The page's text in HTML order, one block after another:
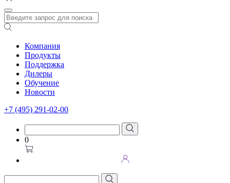
Компания
Продукты
Поддержка
Дилеры
Обучение
Новости
+7 (495) 291-02-00
0